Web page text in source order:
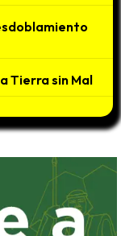
Tierra sin Mal